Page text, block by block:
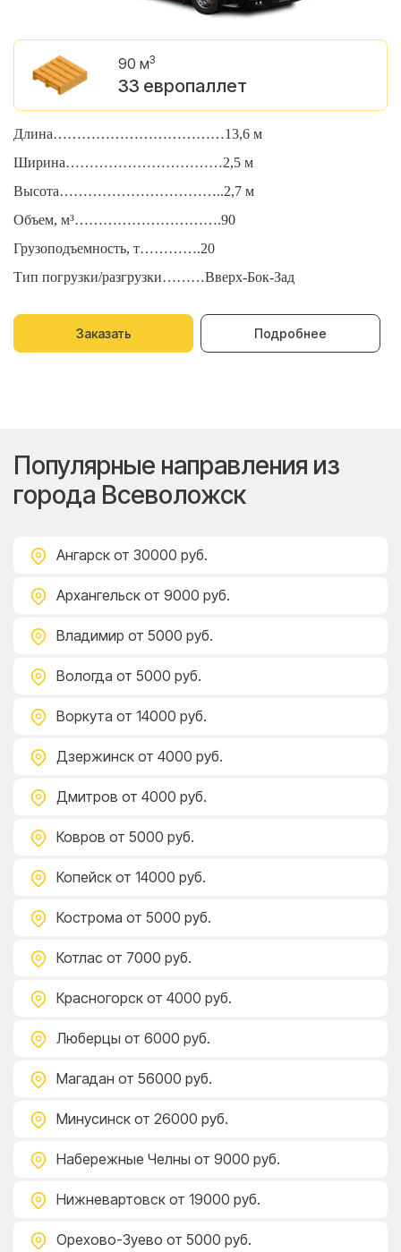
90 м3
33 европаллет
Длина………………………………13,6 м
Ширина……………………………2,5 м
Высота……………………………..2,7 м
Объем, м³………………………….90
Грузоподъемность, т………….20
Тип погрузки/разгрузки………Вверх-Бок-Зад
Заказать Подробнее
Популярные направления из
города Всеволожск
Ангарск от 30000 руб.
Архангельск от 9000 руб.
Владимир от 5000 руб.
Вологда от 5000 руб.
Воркута от 14000 руб.
Дзержинск от 4000 руб.
Дмитров от 4000 руб.
Ковров от 5000 руб.
Копейск от 14000 руб.
Кострома от 5000 руб.
Котлас от 7000 руб.
Красногорск от 4000 руб.
Люберцы от 6000 руб.
Магадан от 56000 руб.
Минусинск от 26000 руб.
Набережные Челны от 9000 руб.
Нижневартовск от 19000 руб.
Орехово-Зуево от 5000 руб.